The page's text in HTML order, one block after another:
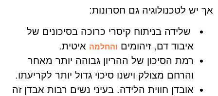
אך יש לטכנולוגיה גם חסרונות:
שלידה בניתוח קיסרי כרוכה בסיכונים של
איבוד דם, זיהומים והחלמה איטית.
רמת הסיכון של ההריון גבוהה יותר מאחר
והרחם מצולק וישנו סיכוי גדול יותר לקריעתו.
אובדן חווית הלידה. בעיני נשים רבות אבדן זה